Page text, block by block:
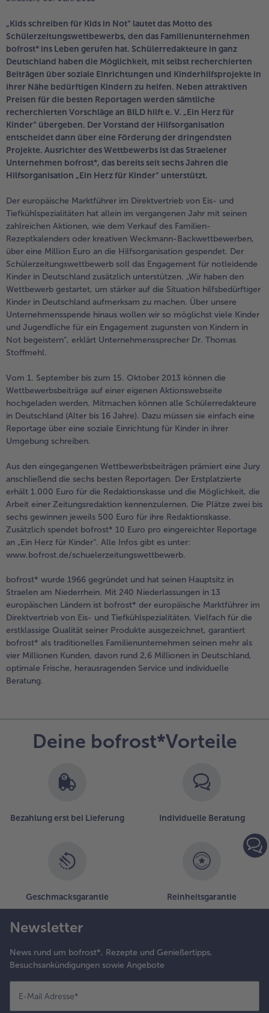
alle Geflügel
Fleischersatz
alle Fleischersatz
Pizza
alle Pizza
Snacks
alle Snacks
Kartoffelprodukte
alle Kartoffelprodukte
Suppeneinlagen
alle Suppeneinlagen
Brot & Brötchen
alle Brot & Brötchen
Kuchen & Torten
alle Kuchen & Torten
Süßspeisen
alle Obst
Wein & Spirituosen
alle Wein & Spirituosen
Küchenutensilien
alle Online Exklusiv
Länderküche
alle Länderküche
Vegetarisch & Vegan
alle Vegetarisch & Vegan
BIO
alle BIO
Kids-Produkte
alle Kids-Produkte
Confiserie & Feinkost
alle Confiserie & Feinkost
Für die Heißluftfritteuse
alle Für die Heißluftfritteuse
bofrost*free
alle bofrost*free
bofrost*high Protein
alle bofrost*plus.
Weiterempfehlen &
Entdecke köstliche Rezepte
„Kids schreiben für Kids in Not“ lautet das Motto des
Schülerzeitungswettbewerbs, den das Familienunternehmen
bofrost* ins Leben gerufen hat. Schülerredakteure in ganz
Deutschland haben die Möglichkeit, mit selbst recherchierten
Beiträgen über soziale Einrichtungen und Kinderhilfsprojekte in
ihrer Nähe bedürftigen Kindern zu helfen. Neben attraktiven
Preisen für die besten Reportagen werden sämtliche
recherchierten Vorschläge an BILD hilft e. V. „Ein Herz für
Kinder“ übergeben. Der Vorstand der Hilfsorganisation
entscheidet dann über eine Förderung der dringendsten
Projekte. Ausrichter des Wettbewerbs ist das Straelener
Unternehmen bofrost*, das bereits seit sechs Jahren die
Hilfsorganisation „Ein Herz für Kinder“ unterstützt.
Der europäische Marktführer im Direktvertrieb von Eis- und
Tiefkühlspezialitäten hat allein im vergangenen Jahr mit seinen
zahlreichen Aktionen, wie dem Verkauf des Familien-
Rezeptkalenders oder kreativen Weckmann-Backwettbewerben,
über eine Million Euro an die Hilfsorganisation gespendet. Der
Schülerzeitungswettbewerb soll das Engagement für notleidende
Kinder in Deutschland zusätzlich unterstützen. „Wir haben den
Wettbewerb gestartet, um stärker auf die Situation hilfsbedürftiger
Kinder in Deutschland aufmerksam zu machen. Über unsere
Unternehmensspende hinaus wollen wir so möglichst viele Kinder
und Jugendliche für ein Engagement zugunsten von Kindern in
Not begeistern“, erklärt Unternehmenssprecher Dr. Thomas
Stoffmehl.
Vom 1. September bis zum 15. Oktober 2013 können die
Wettbewerbsbeiträge auf einer eigenen Aktionswebseite
hochgeladen werden. Mitmachen können alle Schülerredakteure
in Deutschland (Alter bis 16 Jahre). Dazu müssen sie einfach eine
Reportage über eine soziale Einrichtung für Kinder in ihrer
Umgebung schreiben.
Aus den eingegangenen Wettbewerbsbeiträgen prämiert eine Jury
anschließend die sechs besten Reportagen. Der Erstplatzierte
erhält 1.000 Euro für die Redaktionskasse und die Möglichkeit, die
Arbeit einer Zeitungsredaktion kennenzulernen. Die Plätze zwei bis
sechs gewinnen jeweils 500 Euro für ihre Redaktionskasse.
Zusätzlich spendet bofrost* 10 Euro pro eingereichter Reportage
an „Ein Herz für Kinder“. Alle Infos gibt es unter:
www.bofrost.de/schuelerzeitungswettbewerb.
bofrost* wurde 1966 gegründet und hat seinen Hauptsitz in
Straelen am Niederrhein. Mit 240 Niederlassungen in 13
europäischen Ländern ist bofrost* der europäische Marktführer im
Direktvertrieb von Eis- und Tiefkühlspezialitäten. Vielfach für die
erstklassige Qualität seiner Produkte ausgezeichnet, garantiert
bofrost* als traditionelles Familienunternehmen seinen mehr als
vier Millionen Kunden, davon rund 2,6 Millionen in Deutschland,
optimale Frische, herausragenden Service und individuelle
Beratung.
Deine bofrost*Vorteile
Bezahlung erst bei Lieferung Individuelle Beratung
Geschmacksgarantie Reinheitsgarantie
Newsletter
News rund um bofrost*, Rezepte und Genießertipps,
Besuchsankündigungen sowie Angebote
E-Mail Adresse*